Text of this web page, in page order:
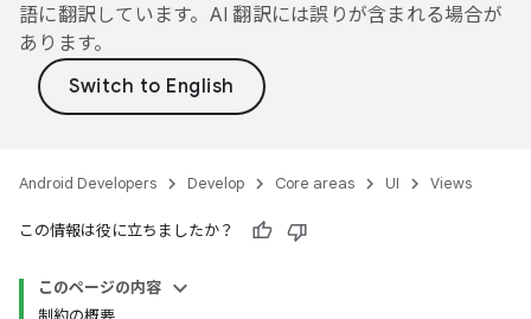
語に翻訳しています。AI 翻訳には誤りが含まれる場合が
あります。
Android Developers Develop Core areas UI Views
この情報は役に立ちましたか？
このページの内容